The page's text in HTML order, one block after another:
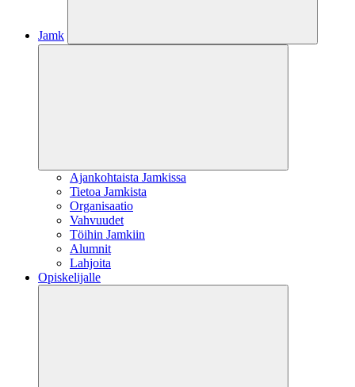
Jamk
Ajankohtaista Jamkissa
Tietoa Jamkista
Organisaatio
Vahvuudet
Töihin Jamkiin
Alumnit
Lahjoita
Opiskelijalle